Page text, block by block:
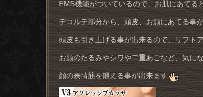
EMS機能がついているので、お肌にあてる
デコルテ部分から、頭皮、お顔にあてる事
頭皮も引き上げる事が出来るので、リフト
お顔のたるみやシワや二重あごなど、気に
顔の表情筋を鍛える事が出来ます